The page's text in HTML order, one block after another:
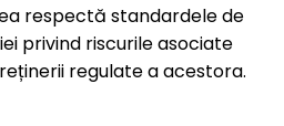
respectă standardele de
privind riscurile asociate
regulate a acestora.